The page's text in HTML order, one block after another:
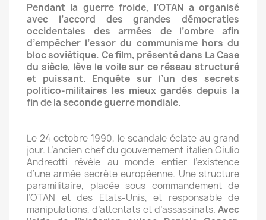
Pendant la guerre froide, l’OTAN a organisé
avec l’accord des grandes démocraties
occidentales des armées de l’ombre afin
d’empêcher l’essor du communisme hors du
bloc soviétique. Ce film, présenté dans La Case
du siècle, lève le voile sur ce réseau structuré
et puissant. Enquête sur l’un des secrets
politico-militaires les mieux gardés depuis la
fin de la seconde guerre mondiale.
Le 24 octobre 1990, le scandale éclate au grand
jour. L’ancien chef du gouvernement italien Giulio
Andreotti révèle au monde entier l’existence
d’une armée secrète européenne. Une structure
paramilitaire, placée sous commandement de
l’OTAN et des Etats-Unis, et responsable de
manipulations, d’attentats et d’assassinats. Avec